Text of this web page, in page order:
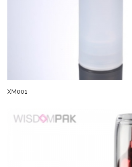
XM001